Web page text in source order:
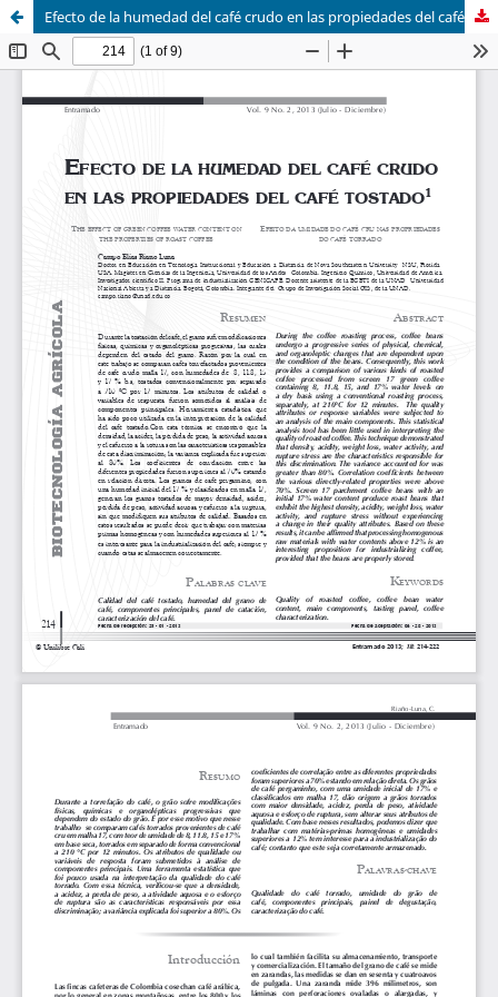
Efecto de la humedad del café crudo en las propiedades del café tostado